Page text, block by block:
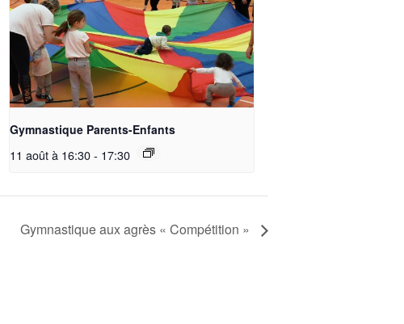
Gymnastique Parents-Enfants
11 août à 16:30- 17:30
Gymnastique aux agrès « Compétition »